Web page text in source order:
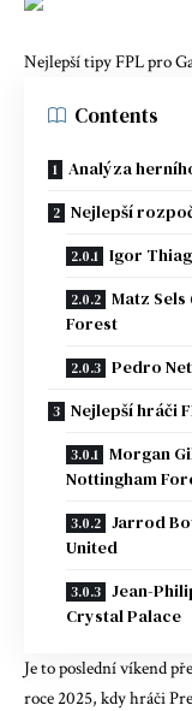
Nejlepší tipy FPL pro
Contents
Analýza
Nejlepší
Igor
Matz
Forest
Pedro
Nejlepší hráči
Morgan
Nottingham
Jarrod
United
Jean-
Crystal Palace
Je to poslední víkend
roce 2025, kdy hráči